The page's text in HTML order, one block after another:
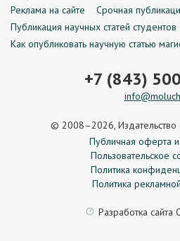
Реклама на сайте
Срочная
Публикация научных статей студентов
Как опубликовать научную статью
+7 (843)
© 2008–2026,
Публичная оферта и
Пользовательское
Политика
Политика
Разработка сайта